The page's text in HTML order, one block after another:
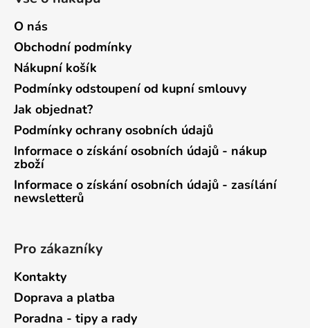
O nás
Obchodní podmínky
Nákupní košík
Podmínky odstoupení od kupní smlouvy
Jak objednat?
Podmínky ochrany osobních údajů
Informace o získání osobních údajů - nákup
zboží
Informace o získání osobních údajů - zasílání
newsletterů
Pro zákazníky
Kontakty
Doprava a platba
Poradna - tipy a rady